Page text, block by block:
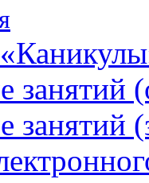
занятий
занятий